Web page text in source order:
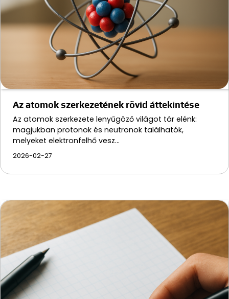
Az atomok szerkezetének rövid áttekintése
Az atomok szerkezete lenyűgöző világot tár elénk:
magjukban protonok és neutronok találhatók,
melyeket elektronfelhő vesz…
2026-02-27